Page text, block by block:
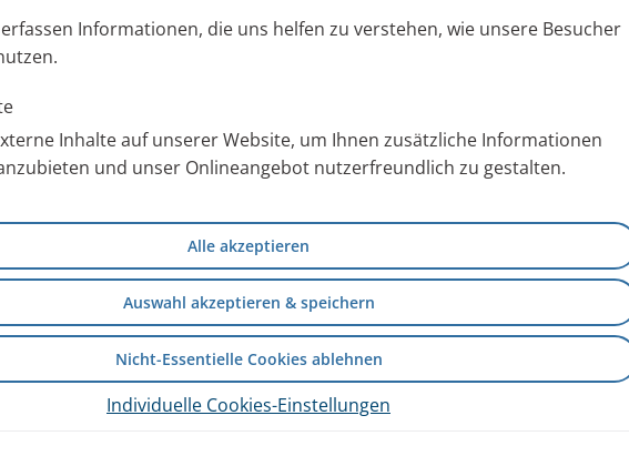
Informationen, die uns helfen zu verstehen, wie unsere Besucher
Inhalte auf unserer Website, um Ihnen zusätzliche Informationen
und unser Onlineangebot nutzerfreundlich zu gestalten.
Alle akzeptieren
Auswahl akzeptieren & speichern
Nicht-Essentielle Cookies ablehnen
Individuelle Cookies-Einstellungen
alle Informationen zur PARI
mit speziellem Bildmaterial
den Sie nach
können.
Sie wissenschaftliche
zur
mit der
aus der stationären
Ärzteportal.